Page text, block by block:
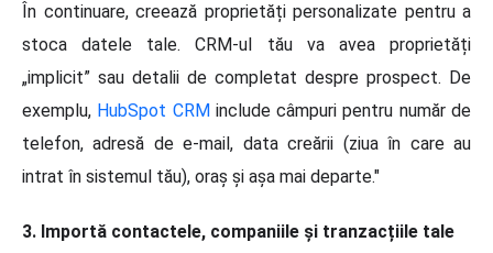
În continuare, creează proprietăți personalizate pentru a
stoca datele tale. CRM-ul tău va avea proprietăți
„implicit” sau detalii de completat despre prospect. De
exemplu, HubSpot CRM include câmpuri pentru număr de
telefon, adresă de e-mail, data creării (ziua în care au
intrat în sistemul tău), oraș și așa mai departe."
3. Importă contactele, companiile și tranzacțiile tale